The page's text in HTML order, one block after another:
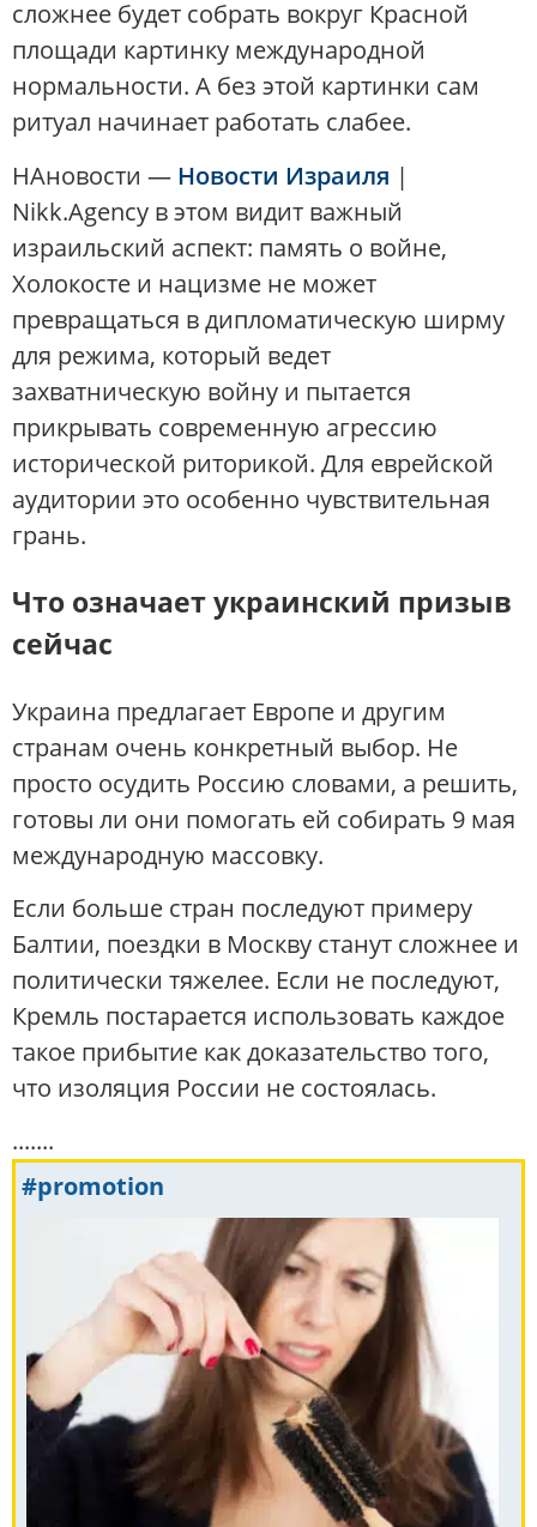
сложнее будет собрать вокруг Красной
площади картинку международной
нормальности. А без этой картинки сам
ритуал начинает работать слабее.
НАновости — Новости Израиля |
Nikk.Agency в этом видит важный
израильский аспект: память о войне,
Холокосте и нацизме не может
превращаться в дипломатическую ширму
для режима, который ведет
захватническую войну и пытается
прикрывать современную агрессию
исторической риторикой. Для еврейской
аудитории это особенно чувствительная
грань.
Что означает украинский призыв
сейчас
Украина предлагает Европе и другим
странам очень конкретный выбор. Не
просто осудить Россию словами, а решить,
готовы ли они помогать ей собирать 9 мая
международную массовку.
Если больше стран последуют примеру
Балтии, поездки в Москву станут сложнее и
политически тяжелее. Если не последуют,
Кремль постарается использовать каждое
такое прибытие как доказательство того,
что изоляция России не состоялась.
.......
#promotion